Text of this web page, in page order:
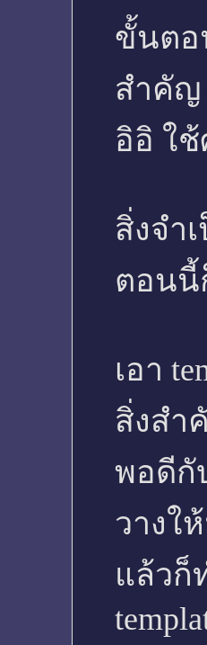
ขั้นตอ
สำคัญ
อิอิ ใ
สิ่งจำ
ตอนนี้
เอา
สิ่งสำ
พอดีกั
วางใ
แล้วก็